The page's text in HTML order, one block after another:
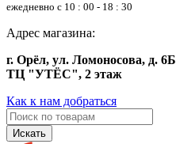
ежедневно с 10 : 00 - 18 : 30
Адрес магазина:
г. Орёл, ул. Ломоносова, д. 6Б
ТЦ "УТЁС", 2 этаж
Как к нам добраться
Искать